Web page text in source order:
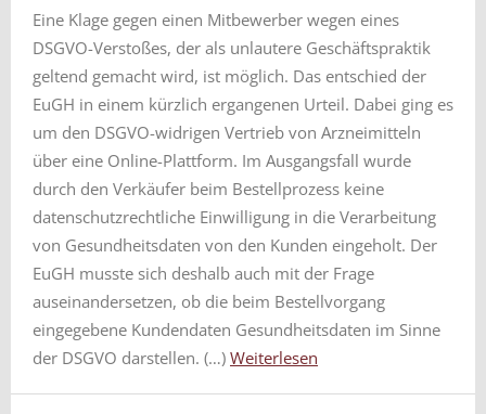
Eine Klage gegen einen Mitbewerber wegen eines
DSGVO-Verstoßes, der als unlautere Geschäftspraktik
geltend gemacht wird, ist möglich. Das entschied der
EuGH in einem kürzlich ergangenen Urteil. Dabei ging es
um den DSGVO-widrigen Vertrieb von Arzneimitteln
über eine Online-Plattform. Im Ausgangsfall wurde
durch den Verkäufer beim Bestellprozess keine
datenschutzrechtliche Einwilligung in die Verarbeitung
von Gesundheitsdaten von den Kunden eingeholt. Der
EuGH musste sich deshalb auch mit der Frage
auseinandersetzen, ob die beim Bestellvorgang
eingegebene Kundendaten Gesundheitsdaten im Sinne
der DSGVO darstellen. (…) Weiterlesen